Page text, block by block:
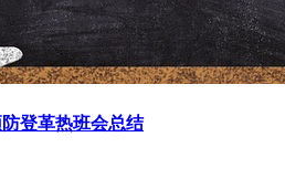
登革热班会总结